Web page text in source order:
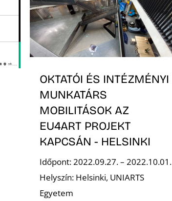
OKTATÓI ÉS INTÉZMÉNYI
MUNKATÁRS
MOBILITÁSOK AZ
EU4ART PROJEKT
KAPCSÁN - HELSINKI
Időpont: 2022.09.27. – 2022.10.01.
Helyszín: Helsinki, UNIARTS
Egyetem